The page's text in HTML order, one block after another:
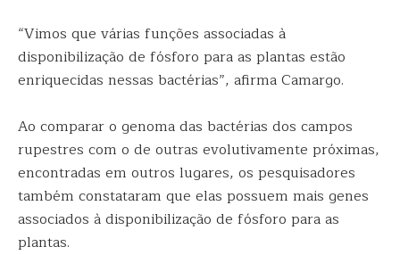
“Vimos que várias funções associadas à
disponibilização de fósforo para as plantas estão
enriquecidas nessas bactérias”, afirma Camargo.
Ao comparar o genoma das bactérias dos campos
rupestres com o de outras evolutivamente próximas,
encontradas em outros lugares, os pesquisadores
também constataram que elas possuem mais genes
associados à disponibilização de fósforo para as
plantas.